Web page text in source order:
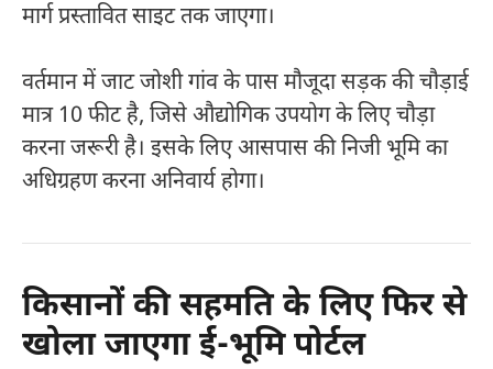
मार्ग प्रस्तावित साइट तक जाएगा।
वर्तमान में जाट जोशी गांव के पास मौजूदा सड़क की चौड़ाई
मात्र 10 फीट है, जिसे औद्योगिक उपयोग के लिए चौड़ा
करना जरूरी है। इसके लिए आसपास की निजी भूमि का
अधिग्रहण करना अनिवार्य होगा।
किसानों की सहमति के लिए फिर से
खोला जाएगा ई-भूमि पोर्टल